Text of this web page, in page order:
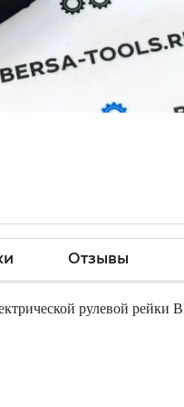
Отзывы
рулевой